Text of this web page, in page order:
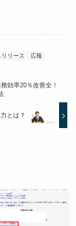
リリース 広報
効率20％改善全！
とは？